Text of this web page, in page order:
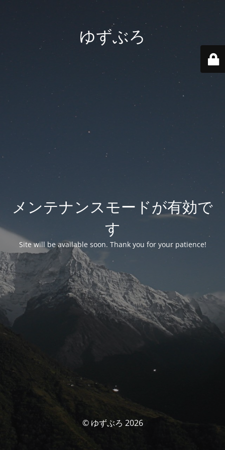
ゆずぶろ
メンテナンスモードが有効で
す
Site will be available soon. Thank you for your patience!
© ゆずぶろ 2026